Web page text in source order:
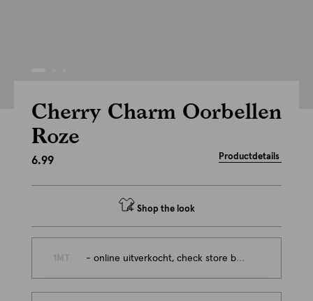
Cherry Charm Oorbellen
Roze
6.99 Productdetails
Shop the look
- online uitverkocht, check store beschikbaarheid